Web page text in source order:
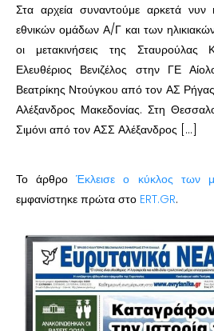
Στα αρχεία συναντούμε αρκετά
εθνικών ομάδων Α/Γ και των
οι μετακινήσεις της
Ελευθέριος Βενιζέλος στην ΓΕ
Βεατρίκης Ντούγκου από τον ΑΣ
Αλέξανδρος Μακεδονίας. Στη
Σιμόνι από τον ΑΣΣ Αλέξανδρος […]
Το άρθροΈκλεισε ο κύκλος των
εμφανίστηκε πρώτα στο ERT.GR.